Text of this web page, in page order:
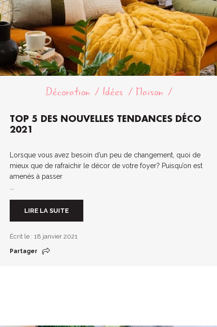
Décoration Idées Maison
TOP 5 DES NOUVELLES TENDANCES DÉCO
2021
Lorsque vous avez besoin d’un peu de changement, quoi de
mieux que de rafraichir le décor de votre foyer? Puisqu’on est
amenés à passer
LIRE LA SUITE
Écrit le : 18 janvier 2021
Partager